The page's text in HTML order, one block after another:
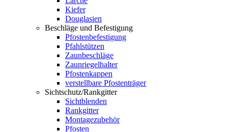
Kiefer
Douglasien
Beschläge und Befestigung
Pfostenbefestigung
Pfahlstützen
Zaunbeschläge
Zaunriegelhalter
Pfostenkappen
verstellbare Pfostenträger
Sichtschutz/Rankgitter
Sichtblenden
Rankgitter
Montagezubehör
Pfosten